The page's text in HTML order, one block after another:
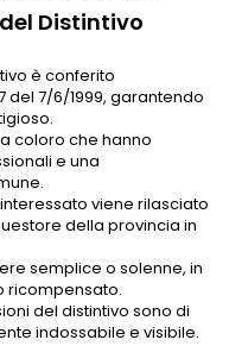
Distintivo
è conferito
del 7/6/1999, garantendo
coloro che hanno
e una
viene rilasciato
della provincia in
semplice o solenne, in
ricompensato.
del distintivo sono di
indossabile e visibile.